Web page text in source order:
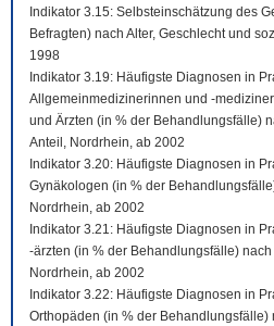
Indikator 3.15: Selbsteinschätzung des
Befragten) nach Alter, Geschlecht und
1998
Indikator 3.19: Häufigste Diagnosen in
Allgemeinmedizinerinnen und -
und Ärzten (in % der Behandlungsfälle)
Anteil, Nordrhein, ab 2002
Indikator 3.20: Häufigste Diagnosen in
Gynäkologen (in % der
Nordrhein, ab 2002
Indikator 3.21: Häufigste Diagnosen in
-ärzten (in % der Behandlungsfälle)
Nordrhein, ab 2002
Indikator 3.22: Häufigste Diagnosen in
Orthopäden (in % der Behandlungsfälle)